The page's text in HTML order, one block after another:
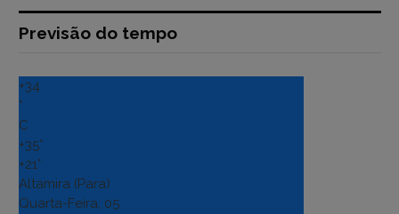
Previsão do tempo
+34
°
C
+35°
+21°
Altamira (Para)
Quarta-Feira, 05